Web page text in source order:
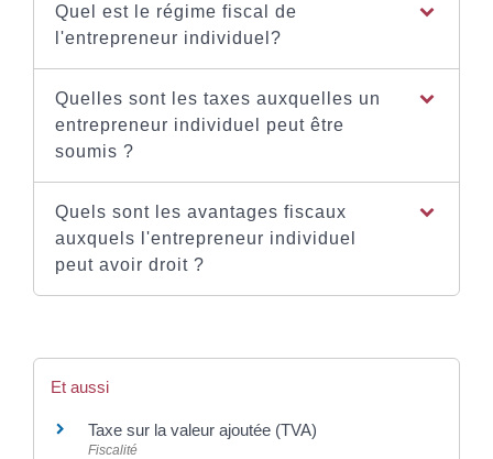
Quel est le régime fiscal de
l'entrepreneur individuel?
Quelles sont les taxes auxquelles un
entrepreneur individuel peut être
soumis ?
Quels sont les avantages fiscaux
auxquels l'entrepreneur individuel
peut avoir droit ?
Et aussi
Taxe sur la valeur ajoutée (TVA)
Fiscalité